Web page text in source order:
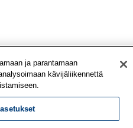
ja parantamaan
kävijäliikennettä